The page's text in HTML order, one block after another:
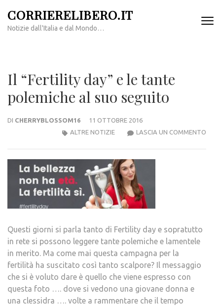
contenuto
CORRIERELIBERO.IT
Notizie dall'Italia e dal Mondo…
Il “Fertility day” e le tante
polemiche al suo seguito
DI CHERRYBLOSSOM16
11 OTTOBRE 2016
LASCIA UN COMMENTO
ALTRE NOTIZIE
Questi giorni si parla tanto di Fertility day e sopratutto
in rete si possono leggere tante polemiche e lamentele
in merito. Ma come mai questa campagna per la
fertilità ha suscitato così tanto scalpore? Il messaggio
che si è voluto dare è quello che viene espresso con
questa foto …. dove si vedono una giovane donna e
una clessidra …. volte a rammentare che il tempo